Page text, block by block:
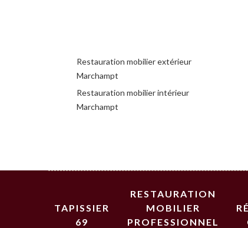
Restauration mobilier extérieur
Marchampt
Restauration mobilier intérieur
Marchampt
TAPISSIER
69
RESTAURATION
MOBILIER
PROFESSIONNEL